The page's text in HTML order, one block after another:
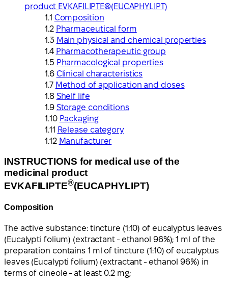
product EVKAFILIPTE®(EUCAPHYLIPT)
Composition
Pharmaceutical form
Main physical and chemical properties
Pharmacotherapeutic group
Pharmacological properties
Clinical characteristics
Method of application and doses
Shelf life
Storage conditions
Packaging
Release category
Manufacturer
INSTRUCTIONS for medical use of the
medicinal product
EVKAFILIPTE®(EUCAPHYLIPT)
Composition
The active substance: tincture (1:10) of eucalyptus leaves
(Eucalypti folium) (extractant - ethanol 96%); 1 ml of the
preparation contains 1 ml of tincture (1:10) of eucalyptus
leaves (Eucalypti folium) (extractant - ethanol 96%) in
terms of cineole - at least 0.2 mg;